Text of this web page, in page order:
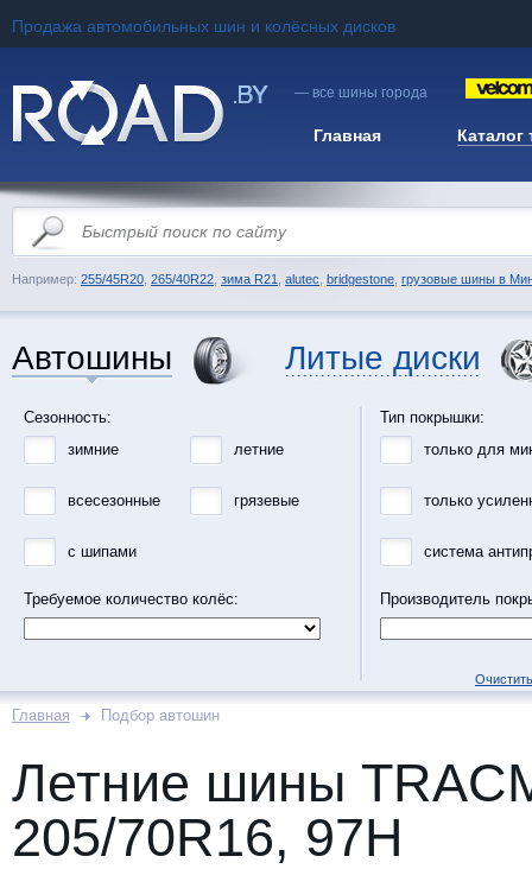
Продажа автомобильных шин и колёсных дисков
— все шины города
Главная Каталог
Например: 255/45R20 265/40R22 зима R21 alutec bridgestone грузовые шины в
Автошины Литые диски
Сезонность:
зимние
летние
всесезонные грязевые
с шипами
Требуемое количество колёс:
Тип покрышки:
только для
только
система
Производитель
Главная Подбор автошин
Летние шины
205/70R16, 97H